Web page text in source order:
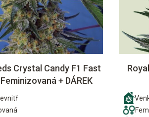
Crystal Candy F1 Fast
+ DÁREK